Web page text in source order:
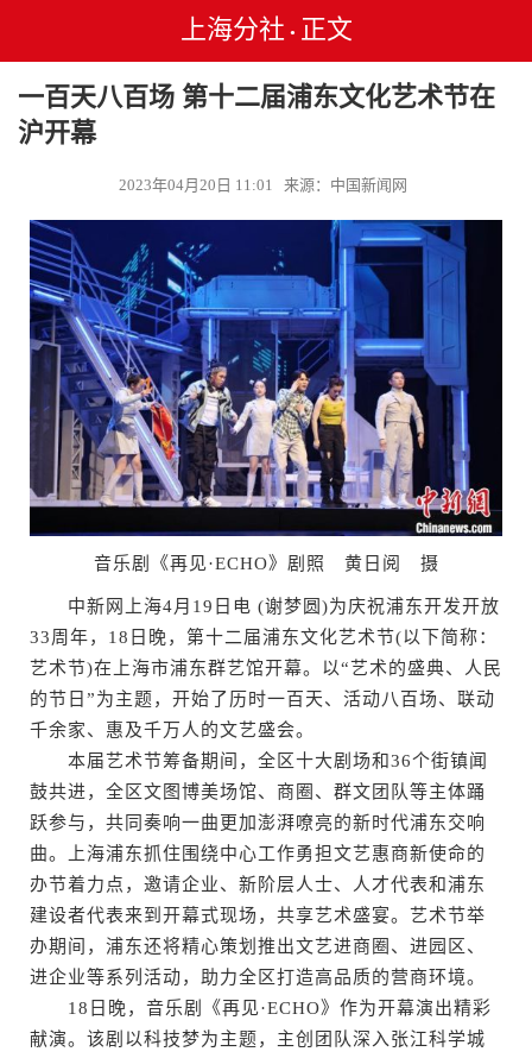
上海分社 • 正文
一百天八百场 第十二届浦东文化艺术节在
沪开幕
2023年04月20日 11:01 来源：中国新闻网
音乐剧《再见·ECHO》剧照 黄日阅 摄
中新网上海4月19日电 (谢梦圆)为庆祝浦东开发开放
33周年，18日晚，第十二届浦东文化艺术节(以下简称：
艺术节)在上海市浦东群艺馆开幕。以“艺术的盛典、人民
的节日”为主题，开始了历时一百天、活动八百场、联动
千余家、惠及千万人的文艺盛会。
本届艺术节筹备期间，全区十大剧场和36个街镇闻
鼓共进，全区文图博美场馆、商圈、群文团队等主体踊
跃参与，共同奏响一曲更加澎湃嘹亮的新时代浦东交响
曲。上海浦东抓住围绕中心工作勇担文艺惠商新使命的
办节着力点，邀请企业、新阶层人士、人才代表和浦东
建设者代表来到开幕式现场，共享艺术盛宴。艺术节举
办期间，浦东还将精心策划推出文艺进商圈、进园区、
进企业等系列活动，助力全区打造高品质的营商环境。
18日晚，音乐剧《再见·ECHO》作为开幕演出精彩
献演。该剧以科技梦为主题，主创团队深入张江科学城